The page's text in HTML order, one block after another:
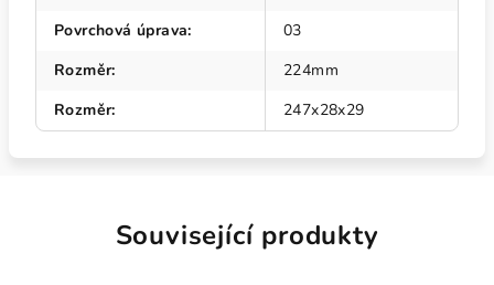
Povrchová úprava:
03
Rozměr:
224mm
Rozměr: 247x28x29
Související produkty